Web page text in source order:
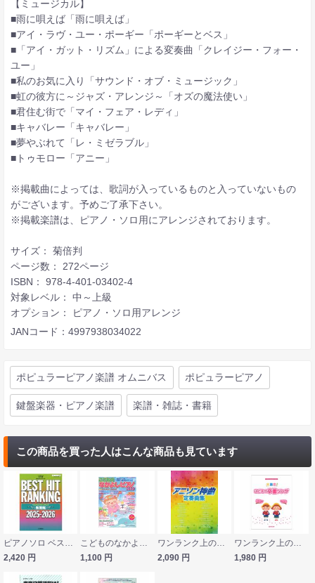
【ミュージカル】
■雨に唄えば「雨に唄えば」
■アイ・ラヴ・ユー・ポーギー「ポーギーとベス」
■「アイ・ガット・リズム」による変奏曲「クレイジー・フォー・
ユー」
■私のお気に入り「サウンド・オブ・ミュージック」
■虹の彼方に～ジャズ・アレンジ～「オズの魔法使い」
■君住む街で「マイ・フェア・レディ」
■キャバレー「キャバレー」
■夢やぶれて「レ・ミゼラブル」
■トゥモロー「アニー」
※掲載曲によっては、歌詞が入っているものと入っていないもの
がございます。予めご了承下さい。
※掲載楽譜は、ピアノ・ソロ用にアレンジされております。
サイズ： 菊倍判
ページ数： 272ページ
ISBN： 978-4-401-03402-4
対象レベル： 中～上級
オプション： ピアノ・ソロ用アレンジ
JANコード：4997938034022
ポピュラーピアノ楽譜 オムニバス ポピュラーピアノ
鍵盤楽器・ピアノ楽譜 楽譜・雑誌・書籍
この商品を買った人はこんな商品も見ています
2,420 円
1,100 円
ワンランク上のピアノソロ アニソン神曲定番曲集 デプロMP
2,090 円
1,980 円